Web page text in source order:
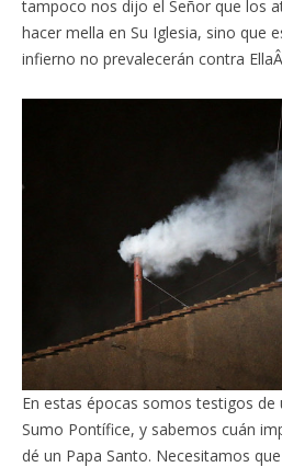
tampoco nos dijo el Señor que los
hacer mella en Su Iglesia, sino que
infierno no prevalecerán contra
En estas épocas somos testigos de
Sumo Pontífice, y sabemos cuán
dé un Papa Santo. Necesitamos